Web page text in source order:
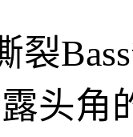
裂
头角